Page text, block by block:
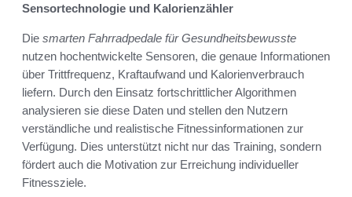
Sensortechnologie und Kalorienzähler
Die smarten Fahrradpedale für Gesundheitsbewusste
nutzen hochentwickelte Sensoren, die genaue Informationen
über Trittfrequenz, Kraftaufwand und Kalorienverbrauch
liefern. Durch den Einsatz fortschrittlicher Algorithmen
analysieren sie diese Daten und stellen den Nutzern
verständliche und realistische Fitnessinformationen zur
Verfügung. Dies unterstützt nicht nur das Training, sondern
fördert auch die Motivation zur Erreichung individueller
Fitnessziele.